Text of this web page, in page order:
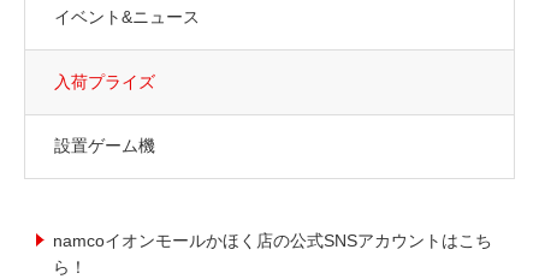
イベント&ニュース
入荷プライズ
設置ゲーム機
namcoイオンモールかほく店の公式SNSアカウントはこち
ら！